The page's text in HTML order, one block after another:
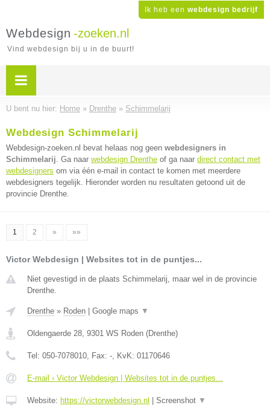
Ik heb een webdesign bedrijf
Webdesign -zoeken.nl
Vind webdesign bij u in de buurt!
U bent nu hier: Home » Drenthe » Schimmelarij
Webdesign Schimmelarij
Webdesign-zoeken.nl bevat helaas nog geen webdesigners in
Schimmelarij. Ga naar webdesign Drenthe of ga naar direct contact met
webdesigners om via één e-mail in contact te komen met meerdere
webdesigners tegelijk. Hieronder worden nu resultaten getoond uit de
provincie Drenthe.
1 2 » »»
Victor Webdesign | Websites tot in de puntjes...
Niet gevestigd in de plaats Schimmelarij, maar wel in de provincie
Drenthe.
Drenthe » Roden Google maps ▼
Oldengaerde 28, 9301 WS Roden (Drenthe)
Tel: 050-7078010, Fax: -, KvK: 01170646
E-mail › Victor Webdesign | Websites tot in de puntjes...
Website: https://victorwebdesign.nl Screenshot ▼